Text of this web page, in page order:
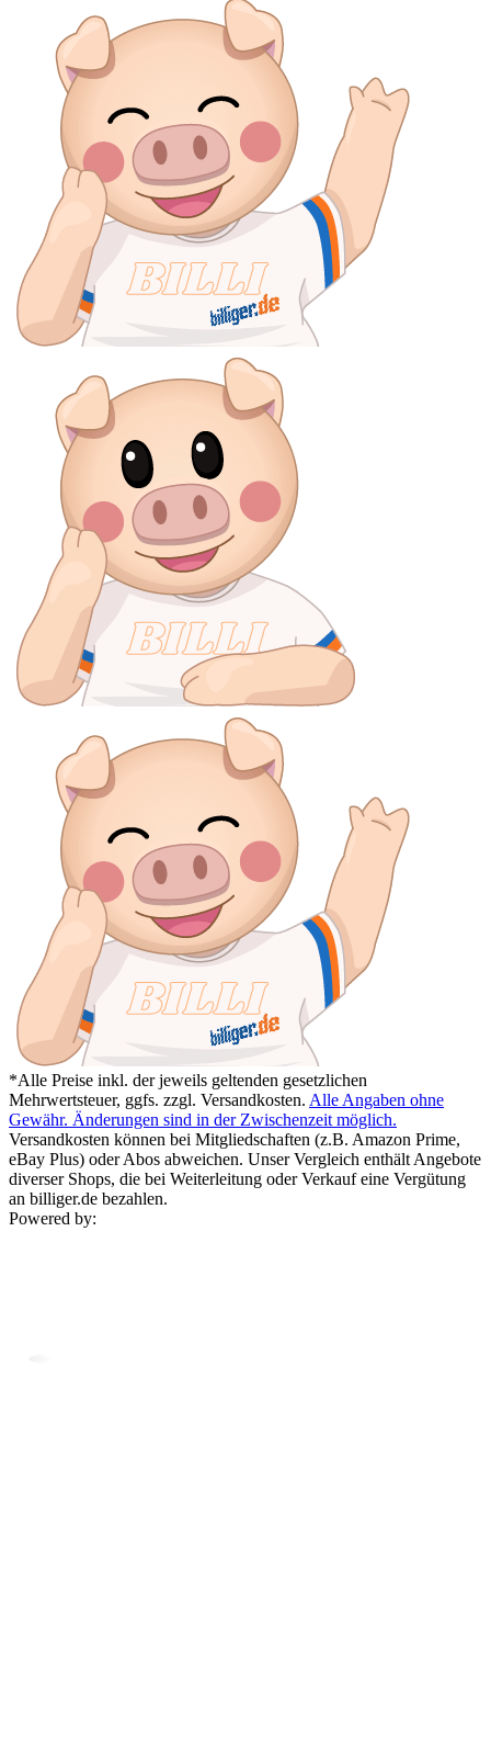
*Alle Preise inkl. der jeweils geltenden gesetzlichen
Mehrwertsteuer, ggfs. zzgl. Versandkosten. Alle Angaben ohne
Gewähr. Änderungen sind in der Zwischenzeit möglich.
Versandkosten können bei Mitgliedschaften (z.B. Amazon Prime,
eBay Plus) oder Abos abweichen. Unser Vergleich enthält Angebote
diverser Shops, die bei Weiterleitung oder Verkauf eine Vergütung
an billiger.de bezahlen.
Powered by: